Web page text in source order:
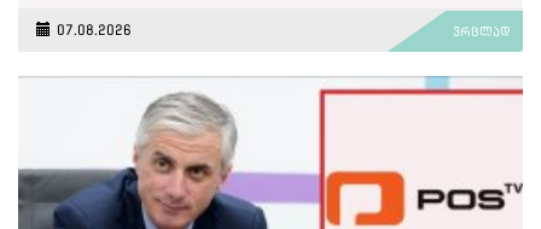
07.08.2026 ვრცლად